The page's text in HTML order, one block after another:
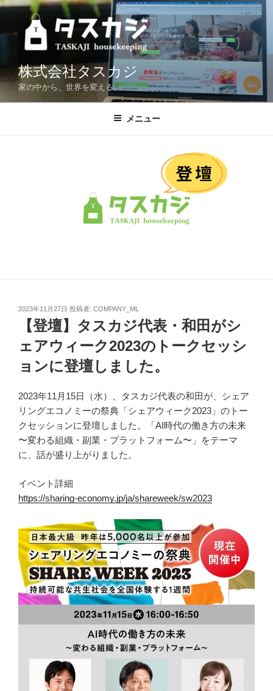
コ
テ
ツ
へ
株式会社タスカジ
家の中から、世界を変える。
メニュー
投
2023年11月27日 投稿者: COMPANY_ML
【登壇】タスカジ代表・和田がシ
ェアウィーク2023のトークセッシ
ョンに登壇しました。
2023年11月15日（水）、タスカジ代表の和田が、シェア
リングエコノミーの祭典「シェアウィーク2023」のトー
クセッションに登壇しました。「AI時代の働き方の未来
〜変わる組織・副業・プラットフォーム〜」をテーマ
に、話が盛り上がりました。
イベント詳細
https://sharing-economy.jp/ja/shareweek/sw2023